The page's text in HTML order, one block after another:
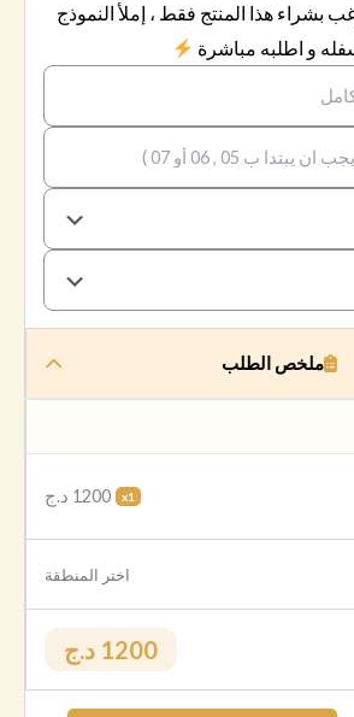
بشراء هذا المنتج فقط ، إملأ النموذج
و اطلبه مباشرة
ملخص الطلب
x1 1200 د.ج
اختر المنطقة
1200 د.ج